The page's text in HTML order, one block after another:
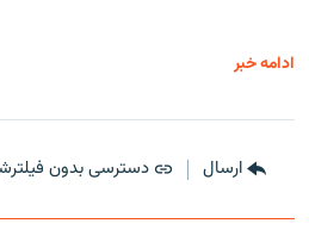
ادامه خبر
ارسال دسترسی بدون